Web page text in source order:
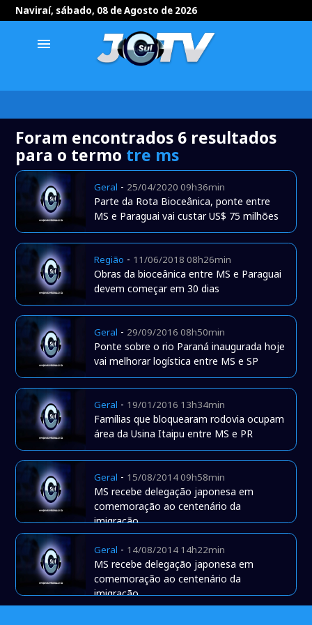
Naviraí, sábado, 08 de Agosto de 2026
menu
Foram encontrados 6 resultados
para o termo tre ms
Geral - 25/04/2020 09h36min
Parte da Rota Bioceânica, ponte entre
MS e Paraguai vai custar US$ 75 milhões
Região - 11/06/2018 08h26min
Obras da bioceânica entre MS e Paraguai
devem começar em 30 dias
Geral - 29/09/2016 08h50min
Ponte sobre o rio Paraná inaugurada hoje
vai melhorar logística entre MS e SP
Geral - 19/01/2016 13h34min
Famílias que bloquearam rodovia ocupam
área da Usina Itaipu entre MS e PR
Geral - 15/08/2014 09h58min
MS recebe delegação japonesa em
comemoração ao centenário da
imigração
Geral - 14/08/2014 14h22min
MS recebe delegação japonesa em
comemoração ao centenário da
imigração